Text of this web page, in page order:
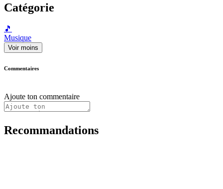
Catégorie
🎵
Musique
Voir moins
Commentaires
Ajoute ton commentaire
Recommandations